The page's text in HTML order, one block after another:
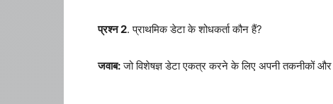
प्रश्न 2. प्राथमिक डेटा के शोधकर्ता कौन हैं?
जवाब:जो विशेषज्ञ डेटा एकत्र करने के लिए अपनी तकनीकों और